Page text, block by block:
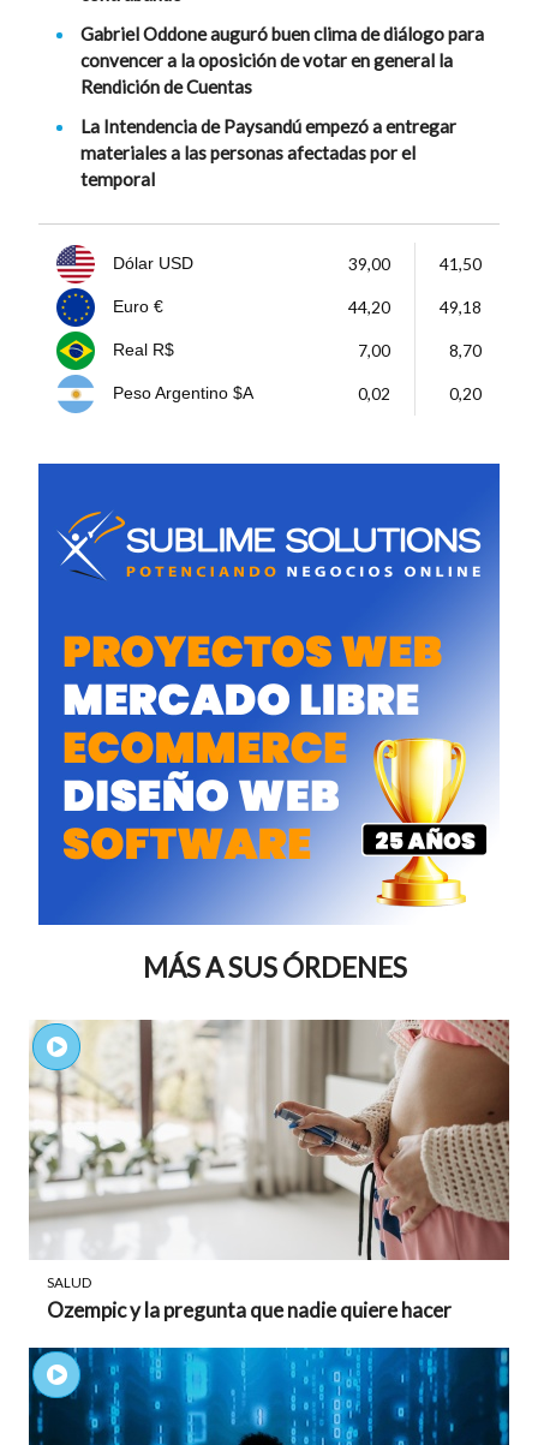
Gabriel Oddone auguró buen clima de diálogo para
convencer a la oposición de votar en general la
Rendición de Cuentas
La Intendencia de Paysandú empezó a entregar
materiales a las personas afectadas por el
temporal
Dólar USD 39,00 41,50
Euro € 44,20 49,18
Real R$ 7,00 8,70
Peso Argentino $A 0,02 0,20
MÁS A SUS ÓRDENES
SALUD
Ozempic y la pregunta que nadie quiere hacer